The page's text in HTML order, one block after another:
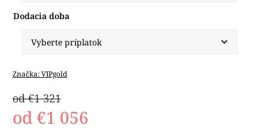
Dodacia doba
Značka:VIPgold
od €1 321
od €1 056